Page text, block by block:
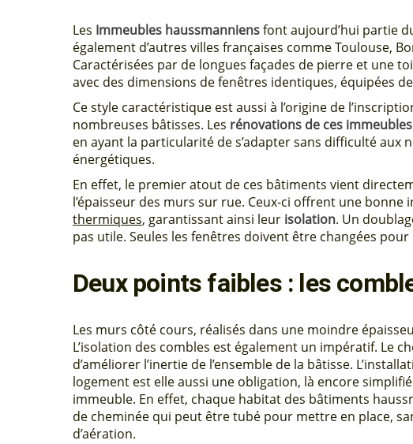
Les Immeubles haussmanniensfont aujourd’hui partie
également d’autres villes françaises comme Toulouse,
Caractérisées par de longues façades de pierre et une
avec des dimensions de fenêtres identiques, équipées
Ce style caractéristique est aussi à l’origine de
nombreuses bâtisses. Les rénovations de ces immeubles
en ayant la particularité de s’adapter sans difficulté aux
énergétiques.
En effet, le premier atout de ces bâtiments vient
l’épaisseur des murs sur rue. Ceux-ci offrent une
thermiques, garantissant ainsi leur isolation. Un
pas utile. Seules les fenêtres doivent être changées
Deux points faibles : les
Les murs côté cours, réalisés dans une moindre
L’isolation des combles est également un impératif. Le
d’améliorer l’inertie de l’ensemble de la bâtisse.
logement est elle aussi une obligation, là encore
immeuble. En effet, chaque habitat des bâtiments
de cheminée qui peut être tubé pour mettre en place,
d’aération.